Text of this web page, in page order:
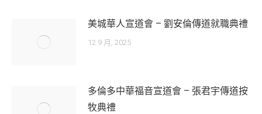
美城華人宣道會 – 劉安倫傳道就職典禮
12 9 月, 2025
多倫多中華福音宣道會 – 張君宇傳道按
牧典禮